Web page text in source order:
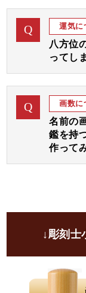
なお、休
すのでご
A
りまし
にして
（吉相
作り致
Q 運気に
八方位
ってし
A
気を拝見
す。
その後、
調して
Q 画数に
名前の
鑑を持
作って
ご印鑑に
↓彫刻士